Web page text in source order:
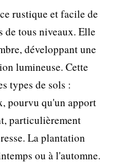
rustique et facile de
de tous niveaux. Elle
développant une
lumineuse. Cette
types de sols :
pourvu qu'un apport
particulièrement
La plantation
ou à l'automne.